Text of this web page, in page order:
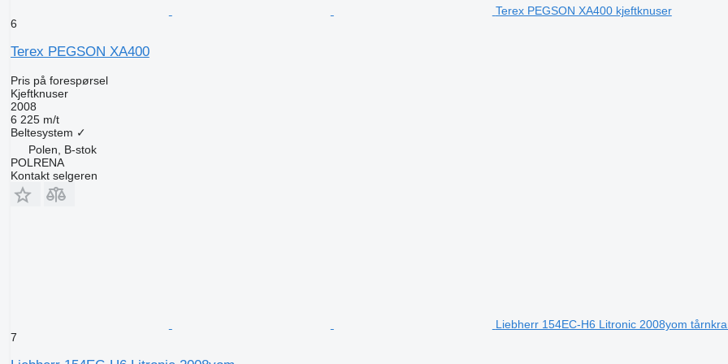
Terex PEGSON XA400 kjeftknuser
6
Terex PEGSON XA400
Pris på forespørsel
Kjeftknuser
2008
6 225 m/t
Beltesystem ✓
Polen, B-stok
POLRENA
Kontakt selgeren
Liebherr 154EC-H6 Litronic 2008yom
7